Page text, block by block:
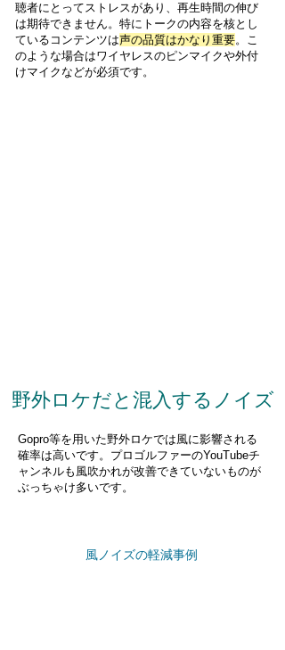
聴者にとってストレスがあり、再生時間の伸び
は期待できません。特にトークの内容を核とし
ているコンテンツは声の品質はかなり重要。こ
のような場合はワイヤレスのピンマイクや外付
けマイクなどが必須です。
野外ロケだと混入するノイズ
Gopro等を用いた野外ロケでは風に影響される
確率は高いです。プロゴルファーのYouTubeチ
ャンネルも風吹かれが改善できていないものが
ぶっちゃけ多いです。
風ノイズの軽減事例